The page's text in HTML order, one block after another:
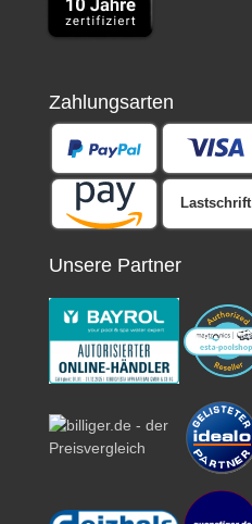
Zahlungsarten
Lastschrift
Unsere Partner